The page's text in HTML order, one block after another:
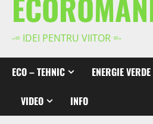
-= IDEI PENTRU VIITOR =-
ECO – TEHNIC ENERGIE VERDE
VIDEO INFO